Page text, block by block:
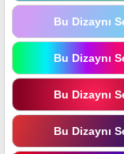
Bu Dizaynı
Bu Dizaynı
Bu Dizaynı
Bu Dizaynı